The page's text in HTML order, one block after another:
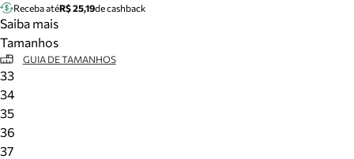
Tire dúvidas sobre pedidos, devoluções e mais.
Meus pedidos
Acompanhe seus pedidos e solicite devoluções.
Receba atéR$ 25,19de cashback
Saiba mais
Tamanhos
GUIA DE TAMANHOS
33
34
35
36
37